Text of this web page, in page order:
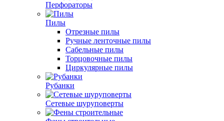
Перфораторы
Пилы
Отрезные пилы
Ручные ленточные пилы
Сабельные пилы
Торцовочные пилы
Циркулярные пилы
Рубанки
Сетевые шуруповерты